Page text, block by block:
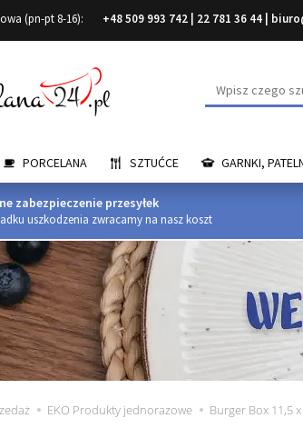
(pn-pt 8-16): +48 509 993 742 22 781 36 44
Wyszukaj
PORCELANA SZTUĆCE GARNKI,
zabezpieczenie przesyłek
uszkodzenia zwracamy na nasz koszt
EKO Produkty jednorazowe Burger Box 11,5